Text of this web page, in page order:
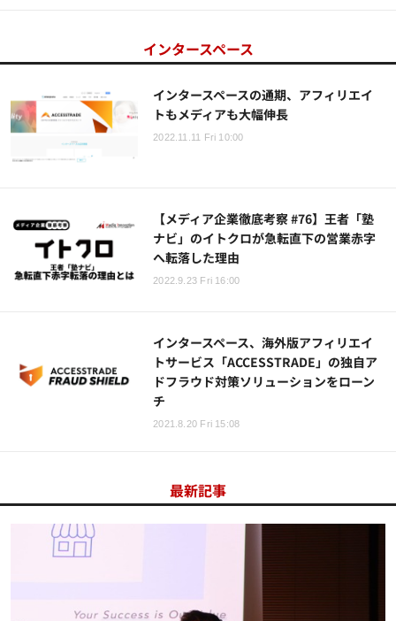
インタースペース
インタースペースの通期、アフィリエイ
トもメディアも大幅伸長
2022.11.11 Fri 10:00
【メディア企業徹底考察 #76】王者「塾
ナビ」のイトクロが急転直下の営業赤字
へ転落した理由
2022.9.23 Fri 16:00
インタースペース、海外版アフィリエイ
トサービス「ACCESSTRADE」の独自ア
ドフラウド対策ソリューションをローン
チ
2021.8.20 Fri 15:08
最新記事